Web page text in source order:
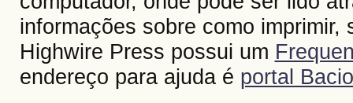
informações sobre como
Highwire Press possui um
endereço para ajuda é portal